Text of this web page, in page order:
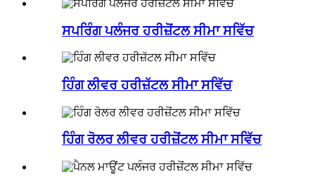
ਸਪਰਿੰਗ ਪਲੰਜਰ ਹਰੀਜ਼ੋਂਟਲ ਸੀਮਾ ਸਵਿੱਚ
ਹਿੰਗ ਲੀਵਰ ਹਰੀਜ਼ੱਟਲ ਸੀਮਾ ਸਵਿੱਚ
ਹਿੰਗ ਰੋਲਰ ਲੀਵਰ ਹਰੀਜ਼ੋਂਟਲ ਸੀਮਾ ਸਵਿੱਚ